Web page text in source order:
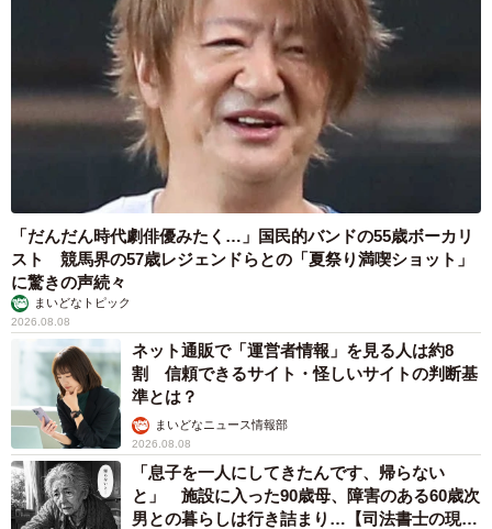
男女別の特徴をみると、給与額のほか、「雇用形態」「社
員を大切にする」「福利厚生」「転勤や移動の頻度」とい
った項目において、女性は男性より回答率が10ポイント以
上高い結果となっていたといいます。調査した同社は「男
性に比べて女性の方が、結婚相手に対して雇用や給与の安
定性を重視し、働きやすい環境で安定して同じ場所で働き
続けてほしいと考えていることがうかがえます」と述べて
います。
女性の方が結婚相手に求める年収水準が高く
結婚相手に求めたい「最低年収」について聞いたところ、
「500万円以上」（18.6％）が最も多くの回答を集め、
「600万円以上」（13.5％）、「400万円以上」（9.9％）と
続きました。
男女別にみると、男性は「年収は気にしない」（45.0％）
が約半数に。「300万円以上」（10.5％）を合わせると、過
「だんだん時代劇俳優みたく…」国民的バンドの55歳ボーカリ
スト 競馬界の57歳レジェンドらとの「夏祭り満喫ショット」
に驚きの声続々
まいどなトピック
2026.08.08
ネット通販で「運営者情報」を見る人は約8
割 信頼できるサイト・怪しいサイトの判断基
準とは？
まいどなニュース情報部
2026.08.08
「息子を一人にしてきたんです、帰らない
と」 施設に入った90歳母、障害のある60歳次
男との暮らしは行き詰まり…【司法書士の現場